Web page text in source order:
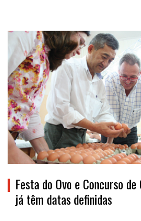
Festa do Ovo e Concurso
já têm datas definidas